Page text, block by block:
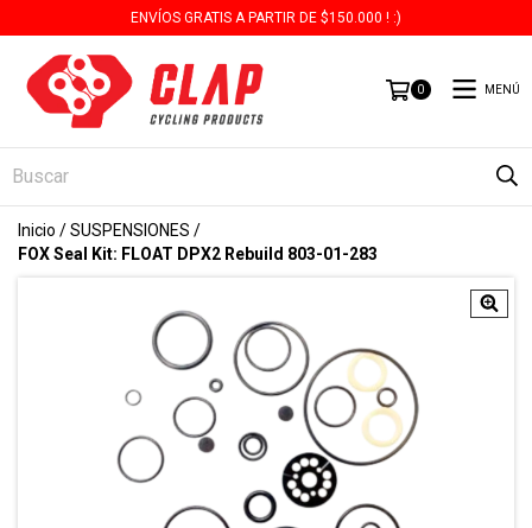
ENVÍOS GRATIS A PARTIR DE $150.000 ! :)
0 MENÚ
Inicio /SUSPENSIONES /
FOX Seal Kit: FLOAT DPX2 Rebuild 803-01-283